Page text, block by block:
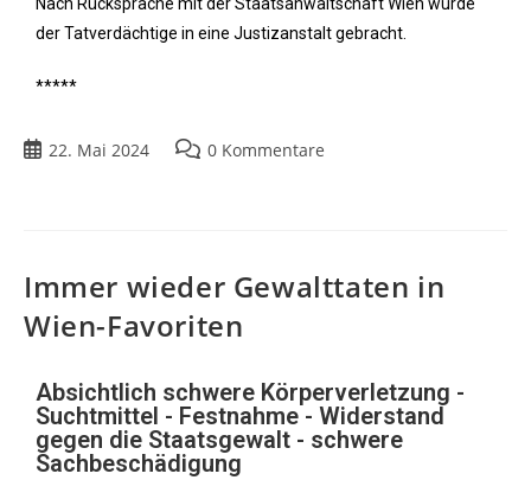
Nach Rücksprache mit der Staatsanwaltschaft Wien wurde
der Tatverdächtige in eine Justizanstalt gebracht.
*****
22. Mai 2024 0 Kommentare
Immer wieder Gewalttaten in
Wien-Favoriten
Absichtlich schwere Körperverletzung -
Suchtmittel - Festnahme - Widerstand
gegen die Staatsgewalt - schwere
Sachbeschädigung